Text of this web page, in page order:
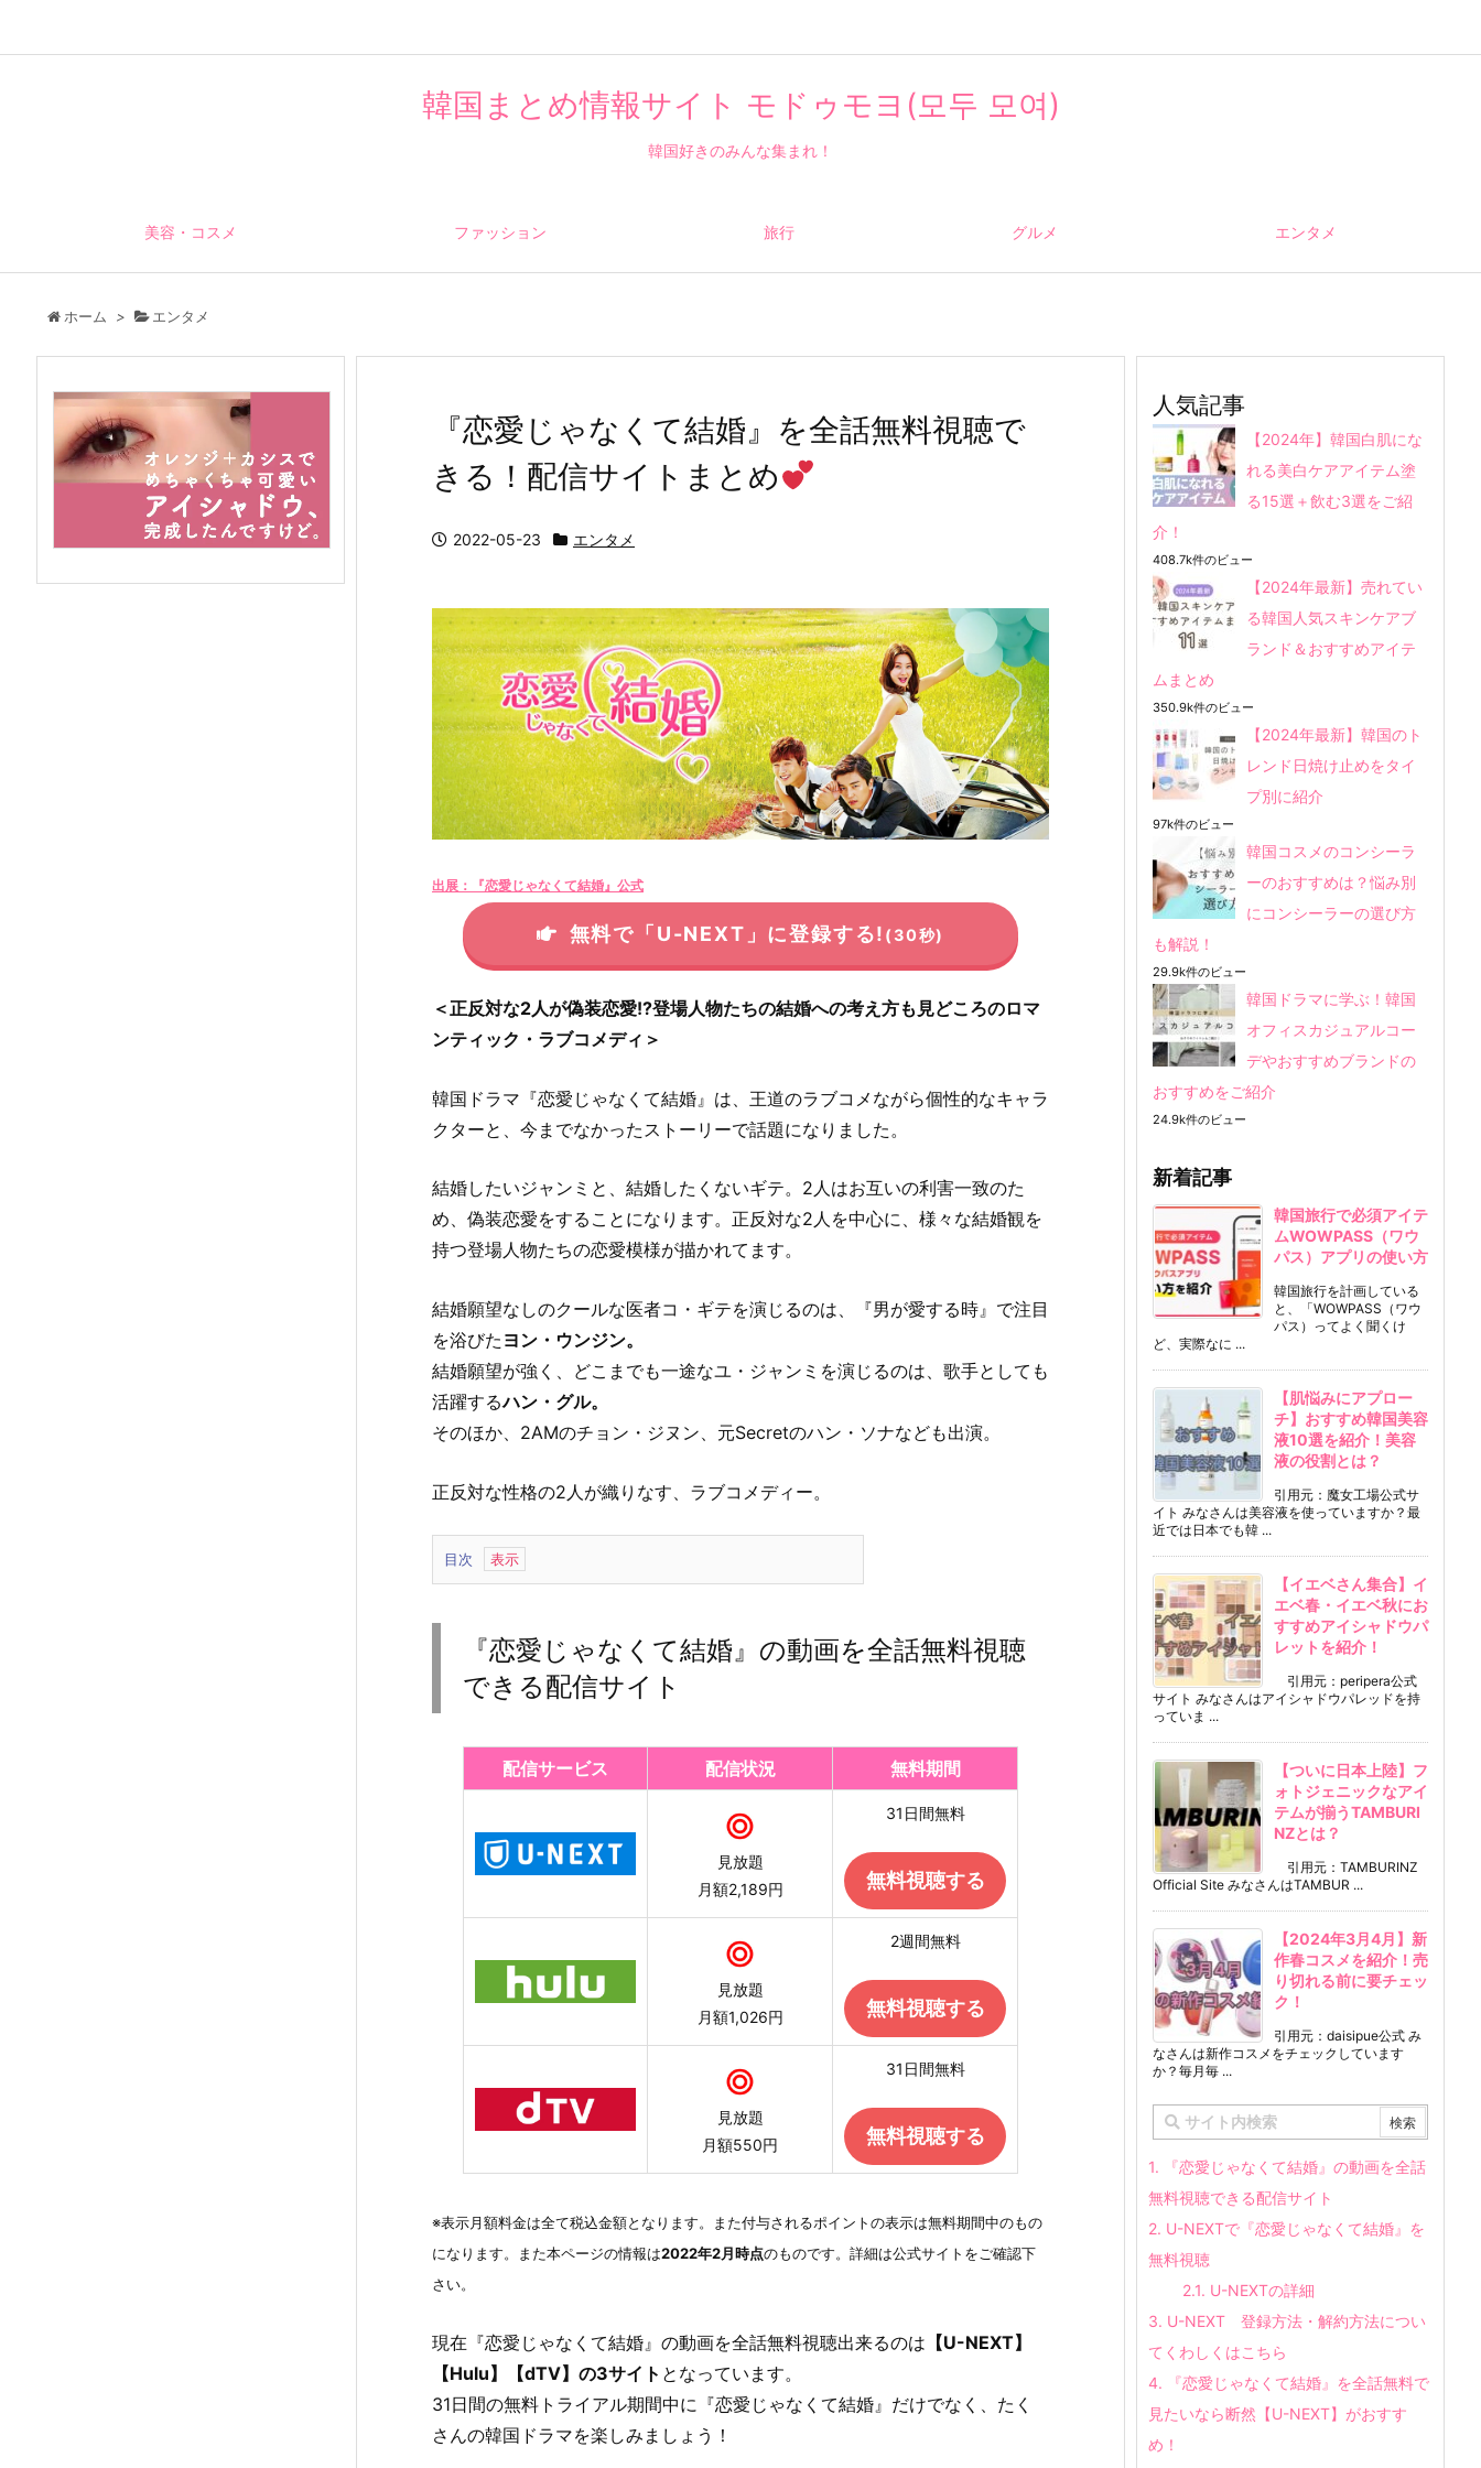
韓国まとめ情報サイト モドゥモヨ(모두 모여)
韓国好きのみんな集まれ！
美容・コスメ ファッション 旅行 グルメ エンタメ
ホーム > エンタメ
『恋愛じゃなくて結婚』を全話無料視聴で
きる！配信サイトまとめ
2022-05-23 エンタメ
出展：『恋愛じゃなくて結婚』公式
無料で「U-NEXT」に登録する! (30秒)
＜正反対な2人が偽装恋愛!?登場人物たちの結婚への考え方も見どころのロマ
ンティック・ラブコメディ＞
韓国ドラマ『恋愛じゃなくて結婚』は、王道のラブコメながら個性的なキャラ
クターと、今までなかったストーリーで話題になりました。
結婚したいジャンミと、結婚したくないギテ。2人はお互いの利害一致のた
め、偽装恋愛をすることになります。正反対な2人を中心に、様々な結婚観を
持つ登場人物たちの恋愛模様が描かれてます。
結婚願望なしのクールな医者コ・ギテを演じるのは、『男が愛する時』で注目
を浴びた ヨン・ウンジン。
結婚願望が強く、どこまでも一途なユ・ジャンミを演じるのは、歌手としても
活躍するハン・グル。
そのほか、2AMのチョン・ジヌン、元Secretのハン・ソナなども出演。
正反対な性格の2人が織りなす、ラブコメディー。
目次
1.
く
婚』
画
配
信
ト
2.
N
『恋愛じゃなくて結婚』の動画を全話無料視聴
できる配信サイト
配信サービス 配信状況 無料期間
見放題
月額2,189円
31日間無料
無料視聴する
見放題
月額1,026円
2週間無料
無料視聴する
見放題
月額550円
31日間無料
無料視聴する
※表示月額料金は全て税込金額となります。また付与されるポイントの表示は無料期間中のもの
になります。また本ページの情報は2022年2月時点のものです。詳細は公式サイトをご確認下
さい。
現在『恋愛じゃなくて結婚』の動画を全話無料視聴出来るのは 【U-NEXT】
【Hulu】【dTV】の3サイト となっています。
31日間の無料トライアル期間中に『恋愛じゃなくて結婚』だけでなく、たく
さんの韓国ドラマを楽しみましょう！
人気記事
【2024年】韓国白肌にな
れる美白ケアアイテム塗
る15選＋飲む3選をご紹
介！
408.7k件のビュー
【2024年最新】売れてい
る韓国人気スキンケアブ
ランド＆おすすめアイテ
ムまとめ
350.9k件のビュー
【2024年最新】韓国のト
レンド日焼け止めをタイ
プ別に紹介
97k件のビュー
韓国コスメのコンシーラ
ーのおすすめは？悩み別
にコンシーラーの選び方
も解説！
29.9k件のビュー
韓国ドラマに学ぶ！韓国
オフィスカジュアルコー
デやおすすめブランドの
おすすめをご紹介
24.9k件のビュー
新着記事
韓国旅行で必須アイテ
ムWOWPASS（ワウ
パス）アプリの使い方
韓国旅行を計画している
と、「WOWPASS（ワウ
パス）ってよく聞くけ
ど、実際なに ...
【肌悩みにアプロー
チ】おすすめ韓国美容
液10選を紹介！美容
液の役割とは？
引用元：魔女工場公式サ
イト みなさんは美容液を使っていますか？最
近では日本でも韓 ...
【イエベさん集合】イ
エベ春・イエベ秋にお
すすめアイシャドウパ
レットを紹介！
引用元：peripera公式
サイト みなさんはアイシャドウパレッドを持
っていま ...
【ついに日本上陸】フ
ォトジェニックなアイ
テムが揃うTAMBURI
NZとは？
引用元：TAMBURINZ
Official Site みなさんはTAMBUR ...
【2024年3月4月】新
作春コスメを紹介！売
り切れる前に要チェッ
ク！
引用元：daisipue公式 み
なさんは新作コスメをチェックしています
か？毎月毎 ...
1. 『恋愛じゃなくて結婚』の動画を全話
無料視聴できる配信サイト
2. U-NEXTで『恋愛じゃなくて結婚』を
無料視聴
2.1. U-NEXTの詳細
3. U-NEXT 登録方法・解約方法につい
てくわしくはこちら
4. 『恋愛じゃなくて結婚』を全話無料で
見たいなら断然【U-NEXT】がおすす
め！